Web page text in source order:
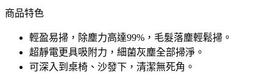
商品特色
輕盈易掃，除塵力高達99%，毛髮落塵輕鬆掃。
超靜電更具吸附力，細菌灰塵全部掃淨。
可深入到桌椅、沙發下，清潔無死角。